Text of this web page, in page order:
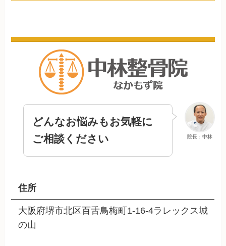
院長：中林
どんなお悩みもお気軽に
ご相談ください
住所
大阪府堺市北区百舌鳥梅町1-16-4ラレックス城
の山